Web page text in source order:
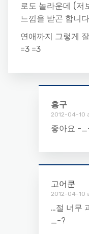
로도 놀라운데 (저
느낌을 받곤 합니
연애까지 그렇게
=3 =3
홍구
2012-04-10
좋아요 -
고어쿤
2012-04-10
…절 너무
_-?